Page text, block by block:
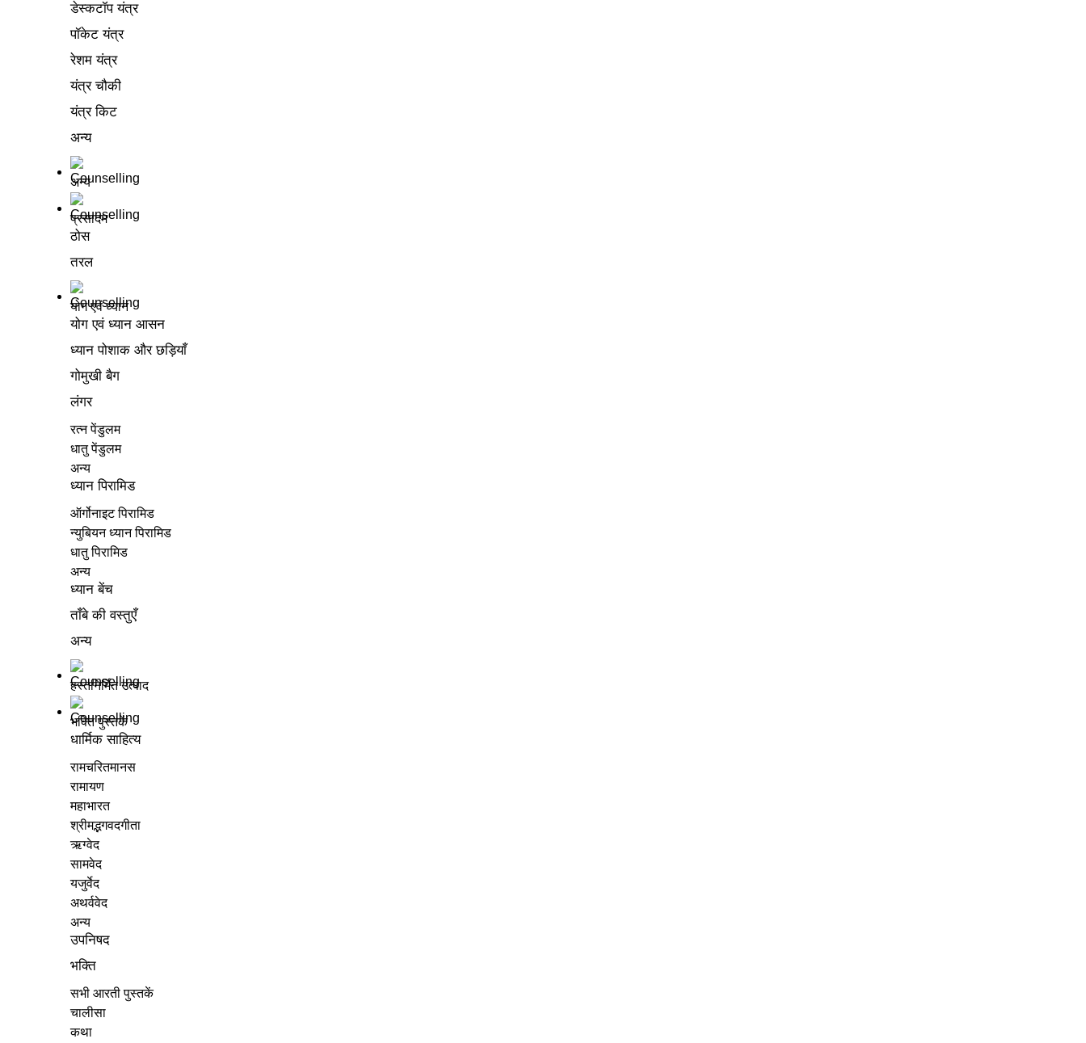
डेस्कटॉप यंत्र
पॉकेट यंत्र
रेशम यंत्र
यंत्र चौकी
यंत्र किट
अन्य
अन्य
प्रसादम
ठोस
तरल
योग एवं ध्यान
योग एवं ध्यान आसन
ध्यान पोशाक और छड़ियाँ
गोमुखी बैग
लंगर
रत्न पेंडुलम
धातु पेंडुलम
अन्य
ध्यान पिरामिड
ऑर्गोनाइट पिरामिड
न्युबियन ध्यान पिरामिड
धातु पिरामिड
अन्य
ध्यान बेंच
ताँबे की वस्तुएँ
अन्य
हस्तनिर्मित उत्पाद
भक्ति पुस्तकें
धार्मिक साहित्य
रामचरितमानस
रामायण
महाभारत
श्रीमद्भगवदगीता
ऋग्वेद
सामवेद
यजुर्वेद
अथर्ववेद
अन्य
उपनिषद
भक्ति
सभी आरती पुस्तकें
चालीसा
कथा